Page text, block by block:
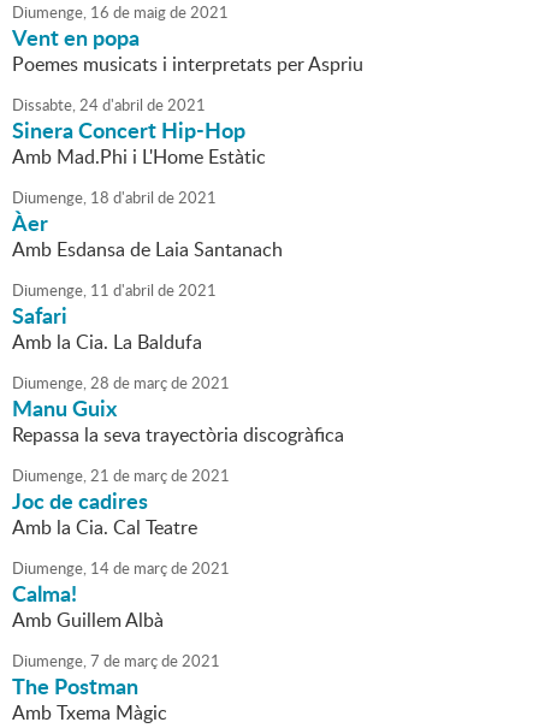
Diumenge, 16 de maigde2021
Vent en popa
Poemes musicats i interpretats per Aspriu
Dissabte,24d'abril de2021
Sinera Concert Hip-Hop
Amb Mad.Phi i L'Home Estàtic
Diumenge, 18 d'abril de2021
Àer
Amb Esdansa de Laia Santanach
Diumenge, 11 d'abril de2021
Safari
Amb la Cia. La Baldufa
Diumenge,28 de marçde2021
Manu Guix
Repassa la seva trayectòria discogràfica
Diumenge,21 de marçde2021
Joc de cadires
Amb la Cia. Cal Teatre
Diumenge, 14de marçde2021
Calma!
Amb Guillem Albà
Diumenge,7 de marçde2021
The Postman
Amb Txema Màgic